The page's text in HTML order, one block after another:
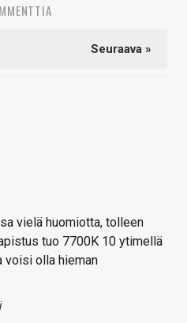
Seuraava »
vielä huomiotta, tolleen
tuo 7700K 10 ytimellä
voisi olla hieman